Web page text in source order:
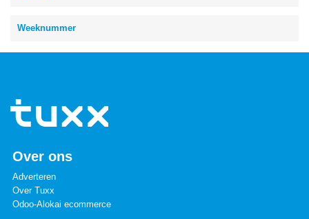
Weeknummer
Over ons
Adverteren
Over Tuxx
Odoo-Alokai ecommerce